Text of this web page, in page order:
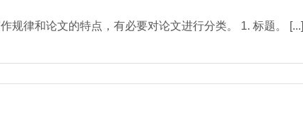
规律和论文的特点，有必要对论文进行分类。 1. 标题。 [...]